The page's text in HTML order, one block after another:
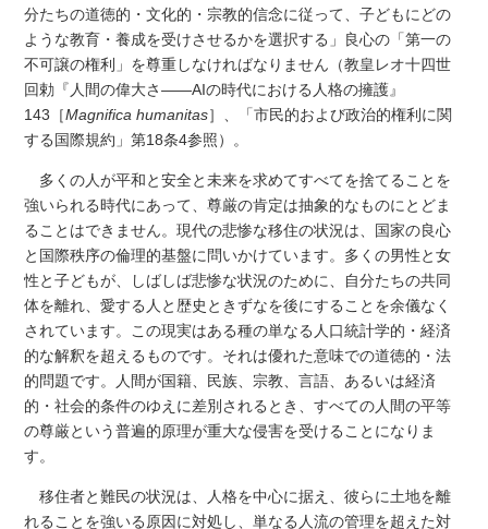
分たちの道徳的・文化的・宗教的信念に従って、子どもにどの
ような教育・養成を受けさせるかを選択する」良心の「第一の
不可譲の権利」を尊重しなければなりません（教皇レオ十四世
回勅『人間の偉大さ――AIの時代における人格の擁護』
143［Magnifica humanitas］、「市民的および政治的権利に関
する国際規約」第18条4参照）。
多くの人が平和と安全と未来を求めてすべてを捨てることを
強いられる時代にあって、尊厳の肯定は抽象的なものにとどま
ることはできません。現代の悲惨な移住の状況は、国家の良心
と国際秩序の倫理的基盤に問いかけています。多くの男性と女
性と子どもが、しばしば悲惨な状況のために、自分たちの共同
体を離れ、愛する人と歴史ときずなを後にすることを余儀なく
されています。この現実はある種の単なる人口統計学的・経済
的な解釈を超えるものです。それは優れた意味での道徳的・法
的問題です。人間が国籍、民族、宗教、言語、あるいは経済
的・社会的条件のゆえに差別されるとき、すべての人間の平等
の尊厳という普遍的原理が重大な侵害を受けることになりま
す。
移住者と難民の状況は、人格を中心に据え、彼らに土地を離
れることを強いる原因に対処し、単なる人流の管理を超えた対